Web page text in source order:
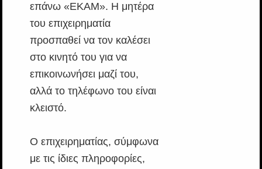
επάνω «ΕΚΑΜ». Η μητέρα
του επιχειρηματία
προσπαθεί να τον καλέσει
στο κινητό του για να
επικοινωνήσει μαζί του,
αλλά το τηλέφωνο του είναι
κλειστό.
Ο επιχειρηματίας, σύμφωνα
με τις ίδιες πληροφορίες,